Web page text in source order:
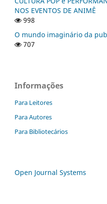
NOS EVENTOS DE ANIMÊ
998
O mundo imaginário da
707
Informações
Para Leitores
Para Autores
Para Bibliotecários
Open Journal Systems